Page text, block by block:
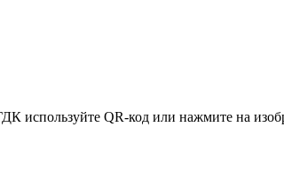
используйте QR-код или нажмите на